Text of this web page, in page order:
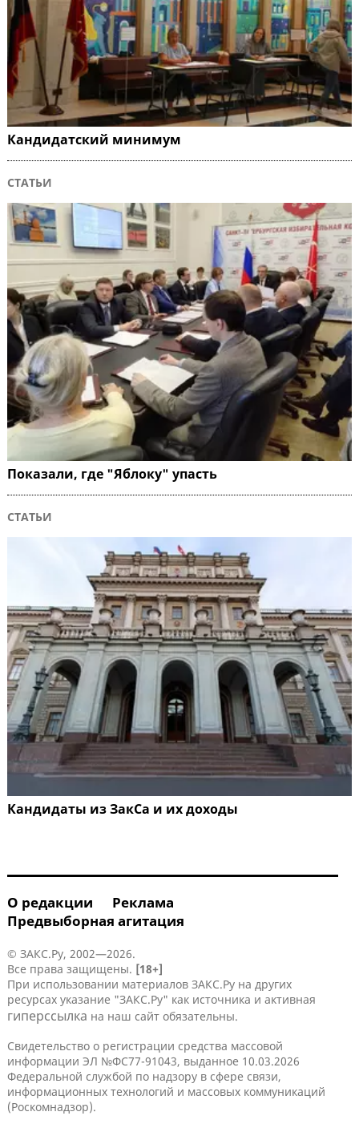
Кандидатский минимум
СТАТЬИ
Показали, где "Яблоку" упасть
СТАТЬИ
Кандидаты из ЗакСа и их доходы
О редакции
Реклама
Предвыборная агитация
© ЗАКС.Ру, 2002—2026.
Все права защищены. [18+]
При использовании материалов ЗАКС.Ру на других
ресурсах указание "ЗАКС.Ру" как источника и активная
гиперссылка на наш сайт обязательны.
Свидетельство о регистрации средства массовой
информации ЭЛ №ФС77-91043, выданное 10.03.2026
Федеральной службой по надзору в сфере связи,
информационных технологий и массовых коммуникаций
(Роскомнадзор).